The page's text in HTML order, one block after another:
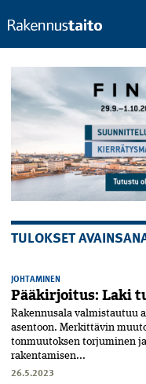
TULOKSET
JOHTAMINEN
Pääkirjoitus: Laki
Rakennusala valmistautuu
asentoon. Merkittävin
tonmuutoksen torjuminen
rakentamisen...
26.5.2023